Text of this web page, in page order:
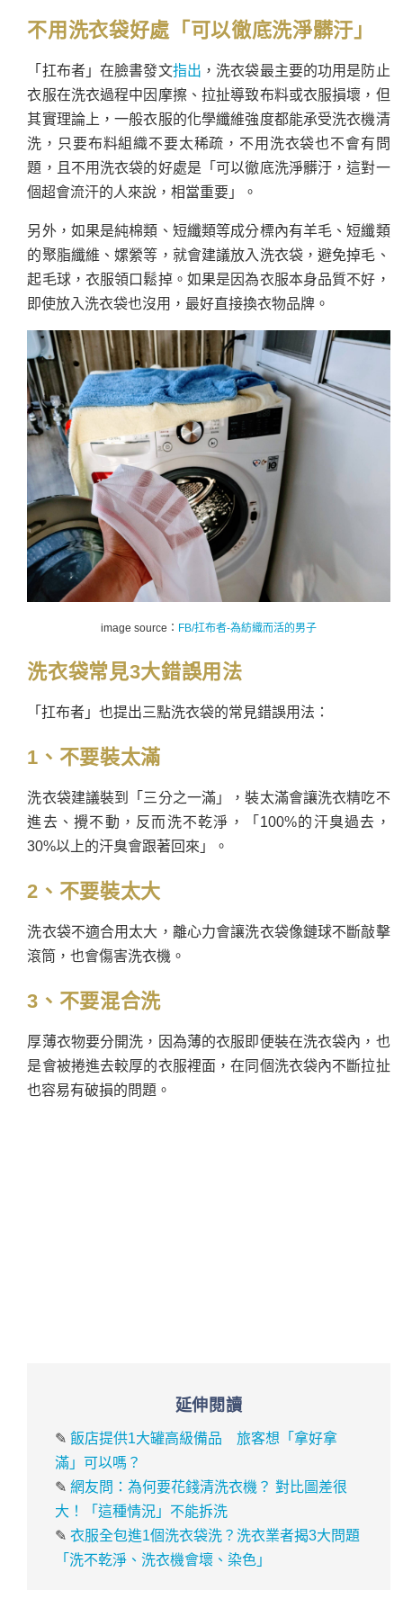
不用洗衣袋好處「可以徹底洗淨髒汙」
「扛布者」在臉書發文指出 ，洗衣袋最主要的功用是防止
衣服在洗衣過程中因摩擦、拉扯導致布料或衣服損壞，但
其實理論上，一般衣服的化學纖維強度都能承受洗衣機清
洗，只要布料組織不要太稀疏，不用洗衣袋也不會有問
題，且不用洗衣袋的好處是「可以徹底洗淨髒汙，這對一
個超會流汗的人來說，相當重要」。
另外，如果是純棉類、短纖類等成分標內有羊毛、短纖類
的聚脂纖維、嫘縈等，就會建議放入洗衣袋，避免掉毛、
起毛球，衣服領口鬆掉。如果是因為衣服本身品質不好，
即使放入洗衣袋也沒用，最好直接換衣物品牌。
image source： FB/扛布者-為紡織而活的男子
洗衣袋常見3大錯誤用法
「扛布者」也提出三點洗衣袋的常見錯誤用法：
1、不要裝太滿
洗衣袋建議裝到「三分之一滿」，裝太滿會讓洗衣精吃不
進去、攪不動，反而洗不乾淨，「100%的汗臭過去，
30%以上的汗臭會跟著回來」。
2、不要裝太大
洗衣袋不適合用太大，離心力會讓洗衣袋像鏈球不斷敲擊
滾筒，也會傷害洗衣機。
3、不要混合洗
厚薄衣物要分開洗，因為薄的衣服即便裝在洗衣袋內，也
是會被捲進去較厚的衣服裡面，在同個洗衣袋內不斷拉扯
也容易有破損的問題。
延伸閱讀
✎飯店提供1大罐高級備品 旅客想「拿好拿
滿」可以嗎？
✎網友問：為何要花錢清洗衣機？ 對比圖差很
大！「這種情況」不能拆洗
✎衣服全包進1個洗衣袋洗？洗衣業者揭3大問題
「洗不乾淨、洗衣機會壞、染色」